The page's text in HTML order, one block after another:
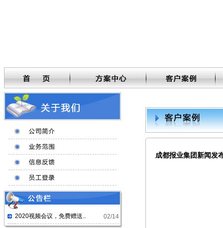
2020视频会议，免费赠送.. 02/14
成都报业集团新闻发